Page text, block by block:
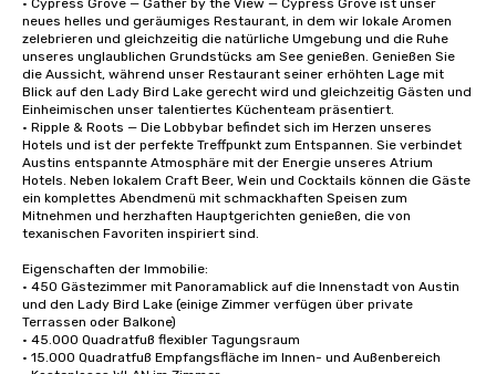
• Cypress Grove — Gather by the View — Cypress Grove ist unser
neues helles und geräumiges Restaurant, in dem wir lokale Aromen
zelebrieren und gleichzeitig die natürliche Umgebung und die Ruhe
unseres unglaublichen Grundstücks am See genießen. Genießen Sie
die Aussicht, während unser Restaurant seiner erhöhten Lage mit
Blick auf den Lady Bird Lake gerecht wird und gleichzeitig Gästen und
Einheimischen unser talentiertes Küchenteam präsentiert.
• Ripple & Roots — Die Lobbybar befindet sich im Herzen unseres
Hotels und ist der perfekte Treffpunkt zum Entspannen. Sie verbindet
Austins entspannte Atmosphäre mit der Energie unseres Atrium
Hotels. Neben lokalem Craft Beer, Wein und Cocktails können die Gäste
ein komplettes Abendmenü mit schmackhaften Speisen zum
Mitnehmen und herzhaften Hauptgerichten genießen, die von
texanischen Favoriten inspiriert sind.
Eigenschaften der Immobilie:
• 450 Gästezimmer mit Panoramablick auf die Innenstadt von Austin
und den Lady Bird Lake (einige Zimmer verfügen über private
Terrassen oder Balkone)
• 45.000 Quadratfuß flexibler Tagungsraum
• 15.000 Quadratfuß Empfangsfläche im Innen- und Außenbereich